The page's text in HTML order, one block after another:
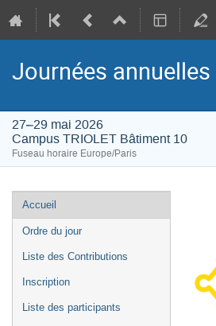
Journées
27–29 mai 2026
Campus TRIOLET Bâtiment 10
Fuseau horaire Europe/Paris
Menu
de
l'événement
Accueil
Ordre du jour
Liste des Contributions
Inscription
Liste des participants